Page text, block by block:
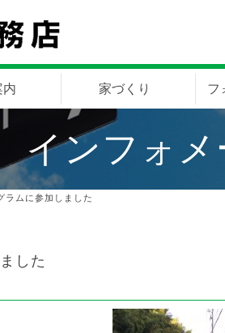
内 家づくり フ
インフォメ
ラムに参加しました
した